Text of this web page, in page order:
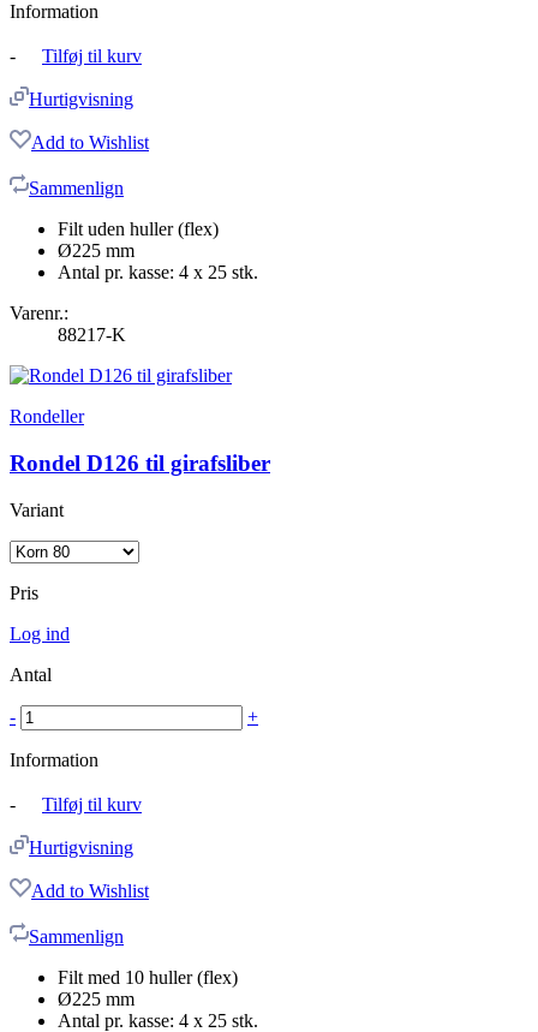
Information
- Tilføj til kurv
Hurtigvisning
Add to Wishlist
Sammenlign
Filt uden huller (flex)
Ø225 mm
Antal pr. kasse: 4 x 25 stk.
Varenr.:
88217-K
Rondeller
Rondel D126 til girafsliber
Variant
Pris
Log ind
Antal
- +
Information
- Tilføj til kurv
Hurtigvisning
Add to Wishlist
Sammenlign
Filt med 10 huller (flex)
Ø225 mm
Antal pr. kasse: 4 x 25 stk.